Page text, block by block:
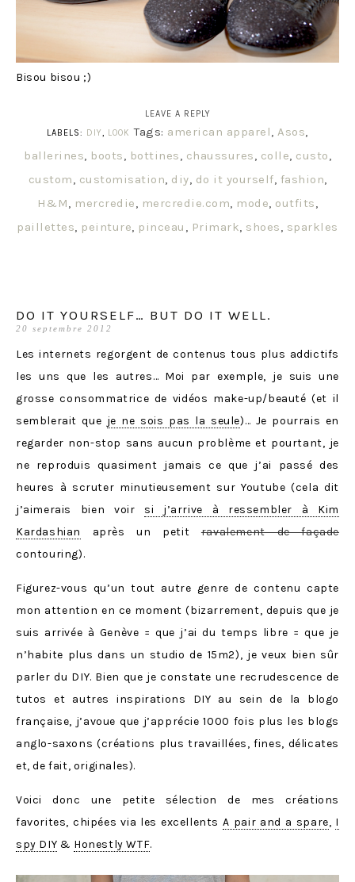
Bisou bisou ;)
LEAVE A REPLY
LABELS:
DIY, LOOK Tags: american apparel,Asos,
ballerines, boots, bottines, chaussures, colle, custo,
custom, customisation, diy, do it yourself, fashion,
H&M, mercredie, mercredie.com, mode, outfits,
paillettes, peinture, pinceau , Primark, shoes, sparkles
DO IT YOURSELF… BUT DO IT WELL.
20 septembre 2012
Les internets regorgent de contenus tous plus addictifs
les uns que les autres… Moi par exemple, je suis une
grosse consommatrice de vidéos make-up/beauté (et il
semblerait que je ne sois pas la seule)… Je pourrais en
regarder non-stop sans aucun problème et pourtant, je
ne reproduis quasiment jamais ce que j’ai passé des
heures à scruter minutieusement sur Youtube (cela dit
j’aimerais bien voir si j’arrive à ressembler à Kim
Kardashian
après un petitravalement de façade
contouring).
Figurez-vous qu’un tout autre genre de contenu capte
mon attention en ce moment (bizarrement, depuis que je
suis arrivée à Genève = que j’ai du temps libre = que je
n’habite plus dans un studio de 15m2), je veux bien sûr
parler du DIY. Bien que je constate une recrudescence de
tutos et autres inspirations DIY au sein de la blogo
française, j’avoue que j’apprécie 1000 fois plus les blogs
anglo-saxons (créations plus travaillées, fines, délicates
et, de fait, originales).
Voici donc une petite sélection de mes créations
favorites, chipées via les excellentsA pair and a spare, I
spy DIY & Honestly WTF.